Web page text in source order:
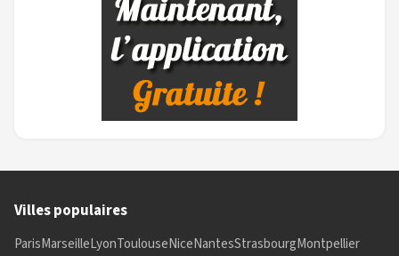
Villes populaires
ParisMarseilleLyonToulouseNiceNantesStrasbourgMontpellier